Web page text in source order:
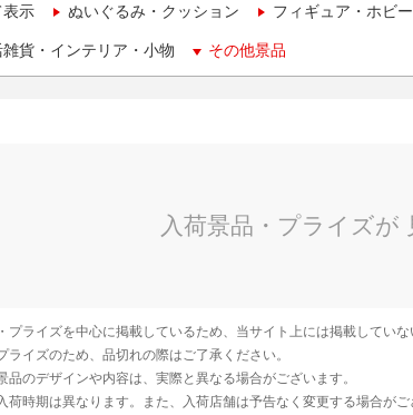
表示 ぬいぐるみ・クッション フィギュア・ホビー
貨・インテリア・小物 その他景品